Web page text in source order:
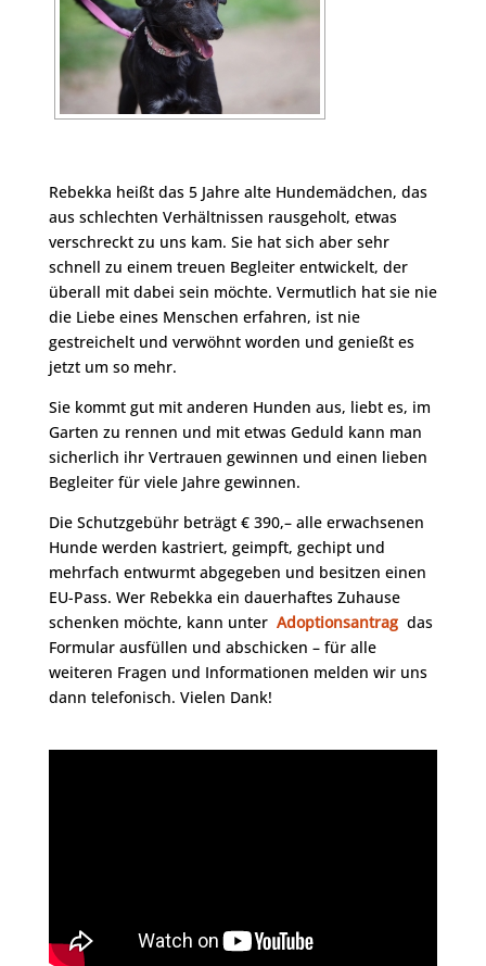
Rebekka heißt das 5 Jahre alte Hundemädchen, das
aus schlechten Verhältnissen rausgeholt, etwas
verschreckt zu uns kam. Sie hat sich aber sehr
schnell zu einem treuen Begleiter entwickelt, der
überall mit dabei sein möchte. Vermutlich hat sie nie
die Liebe eines Menschen erfahren, ist nie
gestreichelt und verwöhnt worden und genießt es
jetzt um so mehr.
Sie kommt gut mit anderen Hunden aus, liebt es, im
Garten zu rennen und mit etwas Geduld kann man
sicherlich ihr Vertrauen gewinnen und einen lieben
Begleiter für viele Jahre gewinnen.
Die Schutzgebühr beträgt € 390,– alle erwachsenen
Hunde werden kastriert, geimpft, gechipt und
mehrfach entwurmt abgegeben und besitzen einen
EU-Pass. Wer Rebekka ein dauerhaftes Zuhause
schenken möchte, kann unter Adoptionsantragdas
Formular ausfüllen und abschicken – für alle
weiteren Fragen und Informationen melden wir uns
dann telefonisch. Vielen Dank!